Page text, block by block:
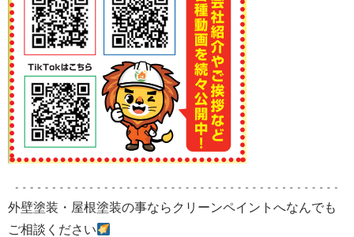
外壁塗装・屋根塗装の事ならクリーンペイントへなんでも
ご相談ください